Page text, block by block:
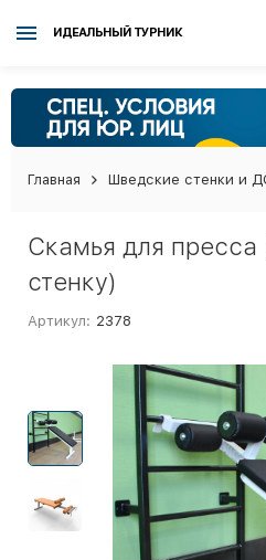
ИДЕАЛЬНЫЙ ТУРНИК
Главная Шведские стенки и
Скамья для
стенку)
Артикул: 2378